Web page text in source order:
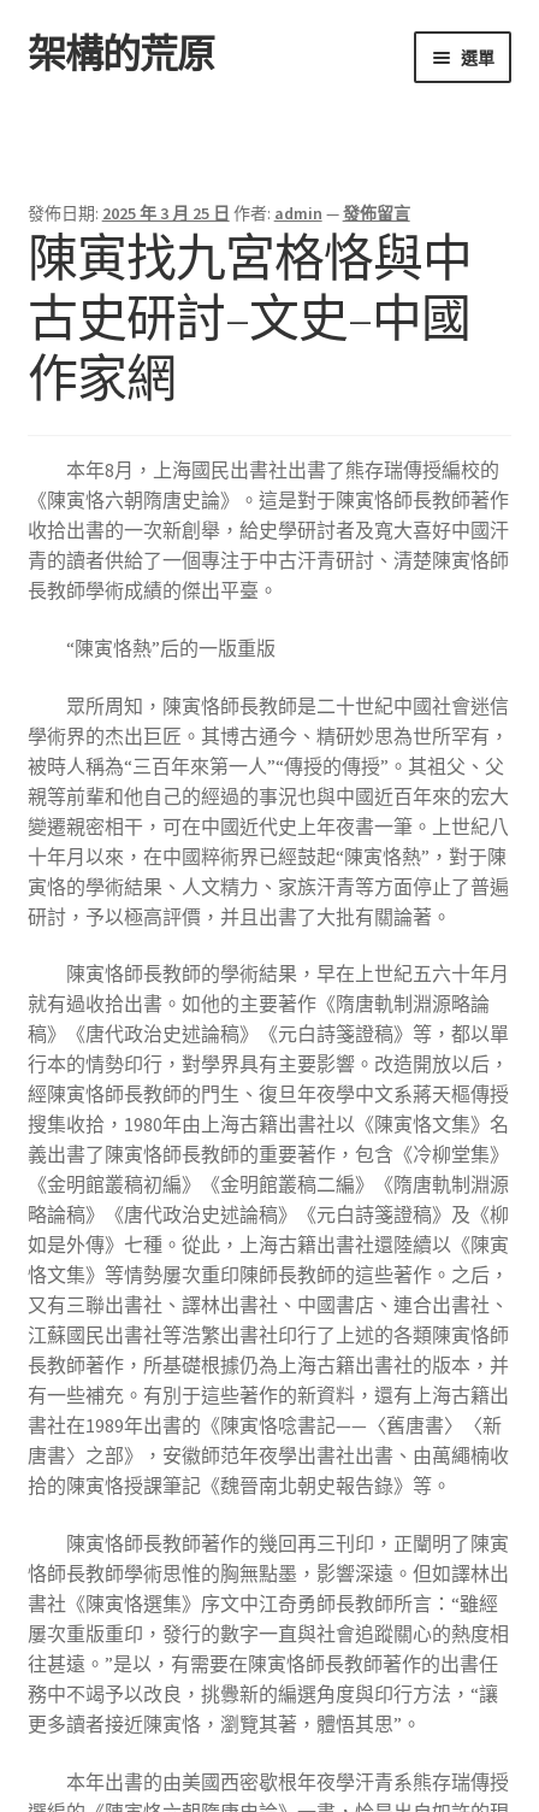
跳
至
跳
至
架構的荒原 選單
發佈日期: 2025 年 3 月 25 日 作者: admin —發佈留言
陳寅找九宮格恪與中
古史研討–文史–中國
作家網
本年8月，上海國民出書社出書了熊存瑞傳授編校的
《陳寅恪六朝隋唐史論》。這是對于陳寅恪師長教師著作
收拾出書的一次新創舉，給史學研討者及寬大喜好中國汗
青的讀者供給了一個專注于中古汗青研討、清楚陳寅恪師
長教師學術成績的傑出平臺。
“陳寅恪熱”后的一版重版
眾所周知，陳寅恪師長教師是二十世紀中國社會迷信
學術界的杰出巨匠。其博古通今、精研妙思為世所罕有，
被時人稱為“三百年來第一人”“傳授的傳授”。其祖父、父
親等前輩和他自己的經過的事況也與中國近百年來的宏大
變遷親密相干，可在中國近代史上年夜書一筆。上世紀八
十年月以來，在中國粹術界已經鼓起“陳寅恪熱”，對于陳
寅恪的學術結果、人文精力、家族汗青等方面停止了普遍
研討，予以極高評價，并且出書了大批有關論著。
陳寅恪師長教師的學術結果，早在上世紀五六十年月
就有過收拾出書。如他的主要著作《隋唐軌制淵源略論
稿》《唐代政治史述論稿》《元白詩箋證稿》等，都以單
行本的情勢印行，對學界具有主要影響。改造開放以后，
經陳寅恪師長教師的門生、復旦年夜學中文系蔣天樞傳授
搜集收拾，1980年由上海古籍出書社以《陳寅恪文集》名
義出書了陳寅恪師長教師的重要著作，包含《冷柳堂集》
《金明館叢稿初編》《金明館叢稿二編》《隋唐軌制淵源
略論稿》《唐代政治史述論稿》《元白詩箋證稿》及《柳
如是外傳》七種。從此，上海古籍出書社還陸續以《陳寅
恪文集》等情勢屢次重印陳師長教師的這些著作。之后，
又有三聯出書社、譯林出書社、中國書店、連合出書社、
江蘇國民出書社等浩繁出書社印行了上述的各類陳寅恪師
長教師著作，所基礎根據仍為上海古籍出書社的版本，并
有一些補充。有別于這些著作的新資料，還有上海古籍出
書社在1989年出書的《陳寅恪唸書記——〈舊唐書〉〈新
唐書〉之部》，安徽師范年夜學出書社出書、由萬繩楠收
拾的陳寅恪授課筆記《魏晉南北朝史報告錄》等。
陳寅恪師長教師著作的幾回再三刊印，正闡明了陳寅
恪師長教師學術思惟的胸無點墨，影響深遠。但如譯林出
書社《陳寅恪選集》序文中江奇勇師長教師所言：“雖經
屢次重版重印，發行的數字一直與社會追蹤關心的熱度相
往甚遠。”是以，有需要在陳寅恪師長教師著作的出書任
務中不竭予以改良，挑釁新的編選角度與印行方法，“讓
更多讀者接近陳寅恪，瀏覽其著，體悟其思”。
本年出書的由美國西密歇根年夜學汗青系熊存瑞傳授